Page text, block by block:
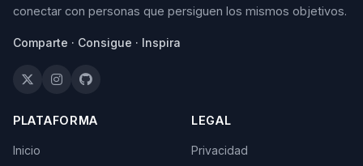
conectar con personas que persiguen los mismos objetivos.
Comparte · Consigue · Inspira
PLATAFORMA
Inicio
LEGAL
Privacidad